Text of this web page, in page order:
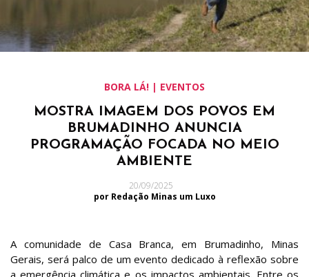
BORA LÁ! | EVENTOS
MOSTRA IMAGEM DOS POVOS EM
BRUMADINHO ANUNCIA
PROGRAMAÇÃO FOCADA NO MEIO
AMBIENTE
20/09/2025
por Redação Minas um Luxo
A comunidade de Casa Branca, em Brumadinho, Minas
Gerais, será palco de um evento dedicado à reflexão sobre